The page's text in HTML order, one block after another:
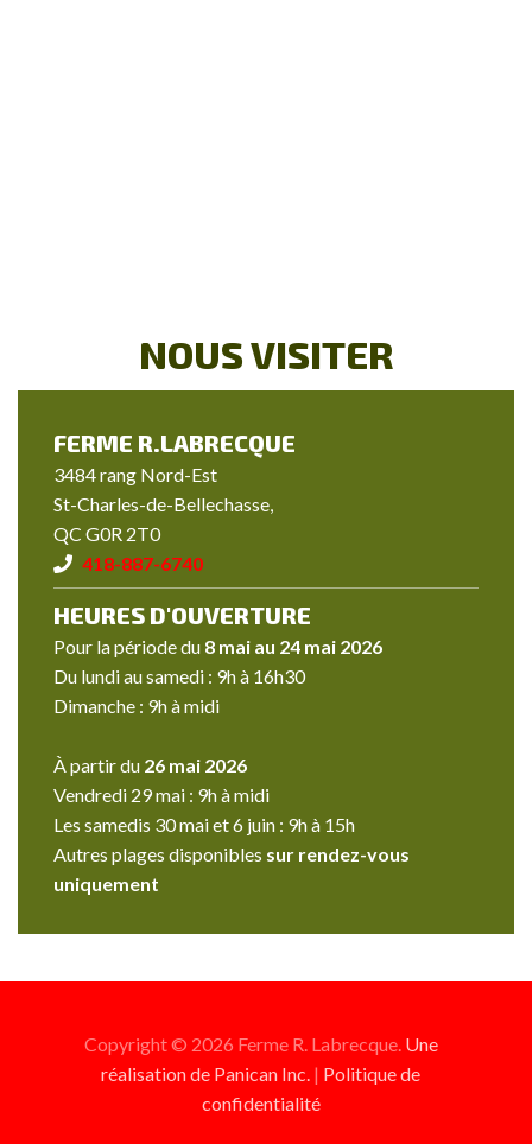
NOUS VISITER
FERME R.LABRECQUE
3484 rang Nord-Est
St-Charles-de-Bellechasse,
QC G0R 2T0
418-887-6740
HEURES D'OUVERTURE
Pour la période du 8 mai au 24 mai 2026
Du lundi au samedi : 9h à 16h30
Dimanche : 9h à midi
À partir du 26 mai 2026
Vendredi 29 mai : 9h à midi
Les samedis 30 mai et 6 juin : 9h à 15h
Autres plages disponibles sur rendez-vous
uniquement
Copyright © 2026 Ferme R. Labrecque. Une
réalisation de Panican Inc. | Politique de
confidentialité